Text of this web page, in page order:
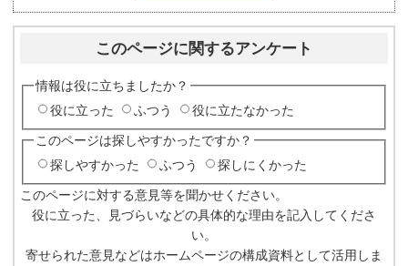
このページに関するアンケート
情報は役に立ちましたか？
役に立った
ふつう 役に立たなかった
このページは探しやすかったですか？
探しやすかった
ふつう 探しにくかった
このページに対する意見等を聞かせください。
役に立った、見づらいなどの具体的な理由を記入してくださ
い。
寄せられた意見などはホームページの構成資料として活用しま